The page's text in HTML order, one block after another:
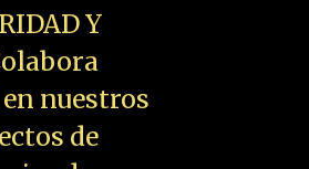
Y
nuestros
de